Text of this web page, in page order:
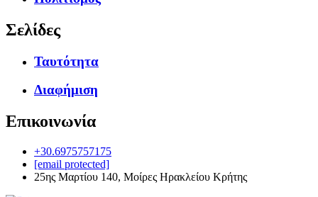
Σελίδες
Ταυτότητα
Διαφήμιση
Επικοινωνία
+30.6975757175
[email protected]
25ης Μαρτίου 140, Μοίρες Ηρακλείου Κρήτης